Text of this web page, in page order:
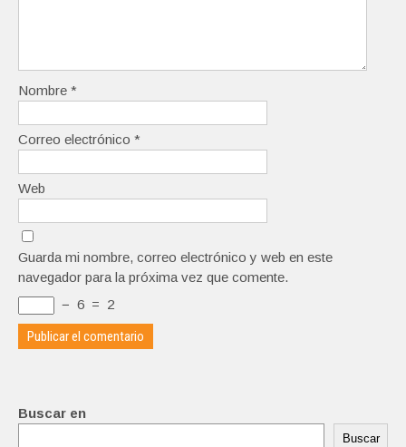
Nombre *
Correo electrónico *
Web
Guarda mi nombre, correo electrónico y web en este
navegador para la próxima vez que comente.
− 6 = 2
Buscar en
Buscar